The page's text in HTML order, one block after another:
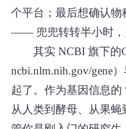
个平台；最后想确认
—— 兜兜转转半小时，
其实 NCBI 旗下的
ncbi.nlm.nih.gov/gene
起了。作为基因信息的
从人类到酵母、从果